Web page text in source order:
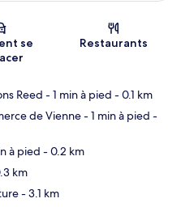
se
Restaurants
Reed - 1 min à pied - 0.1 km
de Vienne- 1 min à pied -
à pied - 0.2 km
km
- 3.1 km